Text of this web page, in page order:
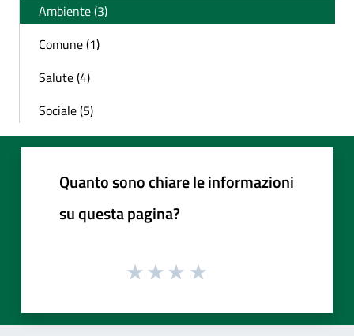
Ambiente (3)
Comune (1)
Salute (4)
Sociale (5)
Quanto sono chiare le informazioni
su questa pagina?